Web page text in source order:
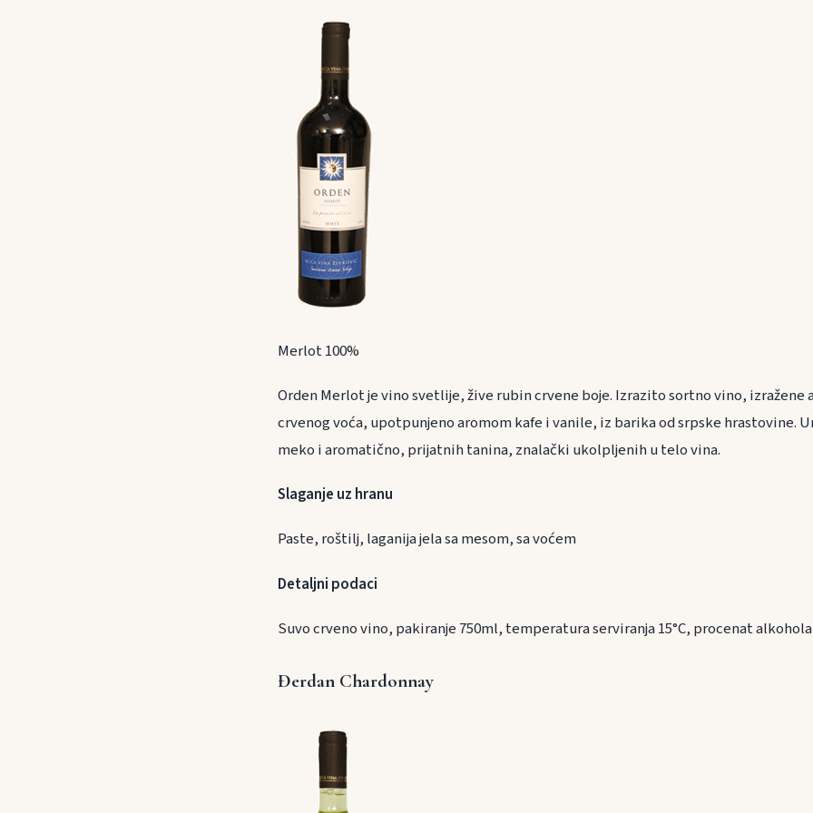
Merlot 100%
Orden Merlot je vino svetlije, žive rubin crvene boje. Izrazito sortno vino, izražene
crvenog voća, upotpunjeno aromom kafe i vanile, iz barika od srpske hrastovine.
meko i aromatično, prijatnih tanina, znalački ukolpljenih u telo vina.
Slaganje uz hranu
Paste, roštilj, laganija jela sa mesom, sa voćem
Detaljni podaci
Suvo crveno vino, pakiranje 750ml, temperatura serviranja 15°C, procenat alkohola
Đerdan Chardonnay